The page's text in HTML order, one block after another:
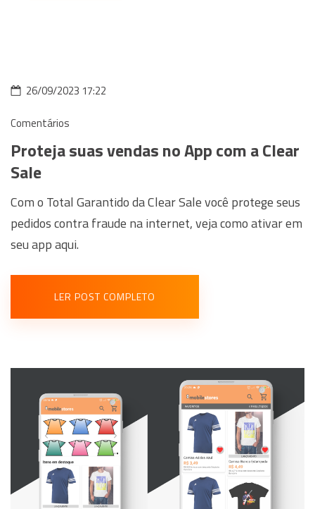
26/09/2023 17:22
Comentários
Proteja suas vendas no App com a Clear
Sale
Com o Total Garantido da Clear Sale você protege seus
pedidos contra fraude na internet, veja como ativar em
seu app aqui.
LER POST COMPLETO